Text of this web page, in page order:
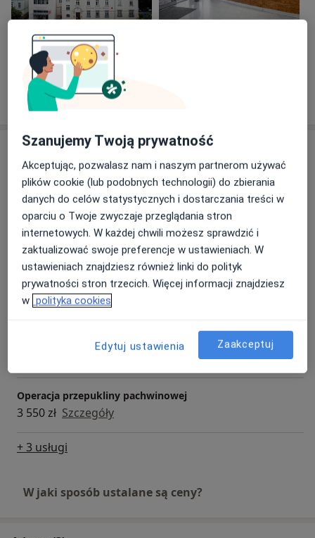
Zobacz galerię (2)
Pokaż więcej
Usługi i ceny
Konsultacja chirurgiczna dzieci
250 zł Szczegóły
Konsultacja chirurgiczna
Szczegóły
Operacja jąder
3 950 zł Szczegóły
Operacja krótkiego wędzidełka
Operacja przepukliny pachwinowej
3 550 zł Szczegóły
+ 3 usługi
W jaki sposób ustalane są ceny?
Szanujemy Twoją prywatność
Akceptując, pozwalasz nam i naszym partnerom używać
plików cookie (lub podobnych technologii) do zbierania
danych do celów statystycznych i dostarczania treści w
oparciu o Twoje zwyczaje przeglądania stron
internetowych. W każdej chwili możesz sprawdzić i
zaktualizować swoje preferencje w ustawieniach. W
ustawieniach znajdziesz również linki do polityk
prywatności stron trzecich. Więcej informacji znajdziesz
w polityka cookies
Edytuj ustawienia Zaakceptuj